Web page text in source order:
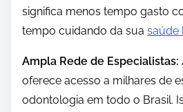
significa menos tempo gasto
tempo cuidando da sua saúde
Ampla Rede de Especialistas:
oferece acesso a milhares de
odontologia em todo o Brasil.